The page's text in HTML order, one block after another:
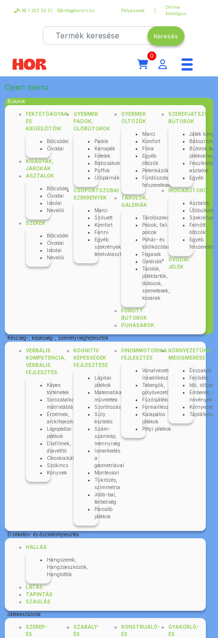
+36 1 322 52 21 info@horzrt.hu Pályázatok
Online
katalógus
0
Open menu
Bútorok
FEKTETŐÁGYAK
ÉS
KIEGÉSZÍTŐIK
Bölcsődei
Óvodai
KISÁGYAK,
JÁRÓKÁK
ASZTALOK
Bölcsődei
Óvodai
Iskolai
Nevelői
SZÉKEK
Bölcsődei
Óvodai
Iskolai
Nevelői
GYERMEK
PADOK,
ÜLŐBÚTOROK
Padok
Kanapék
Fotelek
Babzsákok
Puffok
Ülőpárnák
CSOPORTSZOBAI
SZEKRÉNYEK
Marci
Sziluett
Komfort
Fanni
Egyéb
szekrények,
térelválasztók
GYERMEK
ÖLTÖZŐK
Marci
Komfort
Flóra
Egyéb
öltözők
Pelenkázók
Fürdőszobai
felszerelések
TÁROLÓK,
GALÉRIÁK
Tárolószekrények
Polcok, fali
polcok
Pohár- és
törölközőtartók
Fogasok
Galériák
Tárolók,
játéktartók,
dobozok,
szemetesek,
kosarak
FONOTT
BÚTOROK
PUHASAROK
SZEREPJÁTSZÓ
BÚTOROK
Játék
Bútorok
játékokhoz
Fésülködő
asztalok
Egyéb
IRODABÚTOROK
Asztalok
Ülőbútorok
Szekrények
Felnőtt
öltözők
Egyéb
ÓVODAI
JELEK
Készség-, képesség-, személyiségfejlesztők
VERBÁLIS
KOMPETENCIA,
VERBÁLIS
FEJLESZTÉS
Képes
történetek
Sorozatalkotás,
mátrixtáblák
Érzelmek,
arckifejezések
Logopédiai
játékok
Diafilmek,
diavetítő
Okoskockák
Szókincs
Könyvek
KOGNITÍV
KÉPESSÉGEK
FEJLESZTÉSE
Logikai
játékok
Matematikai
műveletek
Szortírozás
Súly
észlelés
Szám-
számkép,
mennyiség
Ismerkedés
a
geometriával
Montessori
Tükrözés,
szimmetria
Jobb-bal,
térbeliség
Párosító
játékok
FINOMMOTORIKA
FEJLESZTÉS
Vonalvezetők,
íráselőkészítők
Tekergők,
golyóvezetők
Fűzősjátékok
Formaillesztők
Kalapálós
játékok
Pötyi játékok
KÖRNYEZETÜNK
MEGISMERÉSE
Évszakok
Fejlődés
Idő,
Emberek,
növények
Táplálkozás
Érzékelés- és észlelésfejlesztés
HALLÁS
Hangszerek,
Hangzóeszközök,
Hanglottók
LÁTÁS
TAPINTÁS
SZAGLÁS
Játékeszközök
SZEREP-
ÉS
SZABÁLY-
ÉS
KONSTRUÁLÓ-
ÉS
GYAKORLÓ-
ÉS